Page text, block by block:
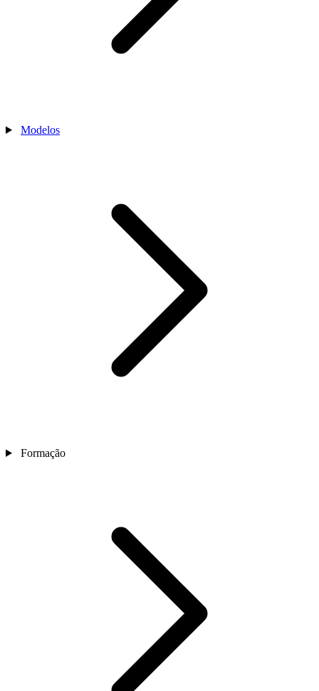
Modelos
Formação